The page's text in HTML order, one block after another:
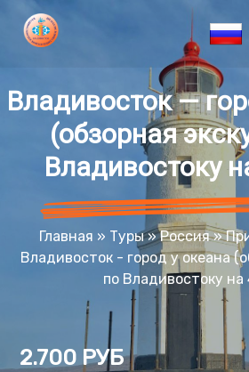
Владивосток —
(обзорная
Владивостоку
Главная » Туры»Россия»
Владивосток - город у океана
по Владивостоку на
2.700 РУБ